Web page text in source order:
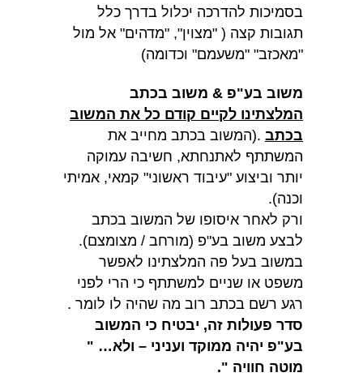
בסמיכות להדרכה יכלול בדרך כלל
תגובות קצה ( "מצוין", "מדהים" אל מול
"מאכזב" "משעמם" וכדומה)
משוב בע"פ & משוב בכתב
המלצתינו לקיים קודם כל את המשוב
בכתב .(המשוב בכתב מחייב את
המשתתף לאתנחתא, חשיבה עמוקה
יותר וביצוע "עיבוד ראשוני" קמאי, אמיתי
וכנה).
ורק לאחר איסופו של המשוב בכתב
לבצע משוב בע"פ (מורחב / מצומצם).
במשוב בעל פה המלצתינו לאפשר
משפט או שניים למשתתף כי הרי לפני
רגע רשם בכתב רוב מה שהיה לו לומר .
סדר פעולות זה, יבטיח כי המשוב
בע"פ יהיה ממוקד ועניני – ולא… "
מוטה חוויה ".